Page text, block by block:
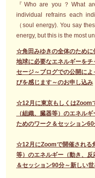
『Who are you？What
individual refrains each
（soul energy). You say
energy, but this is the most
☆角田みゆきの全体のために
地球に必要なエネルギーを
セージ～ブログでの公開に
びを感じます～のお申し込み
☆12月に東京もしくはZoom
（組織、臓器等）のエネル
ためのワーク＆セッション
☆12月にZoomで開催される
等）のエネルギー（動き、
＆セッション90分～新しい